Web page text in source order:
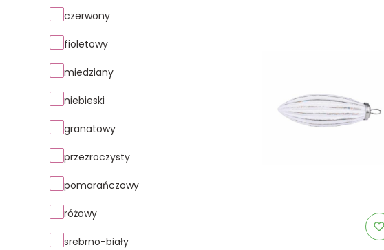
czerwony
fioletowy
miedziany
niebieski
granatowy
przezroczysty
pomarańczowy
różowy
srebrno-biały